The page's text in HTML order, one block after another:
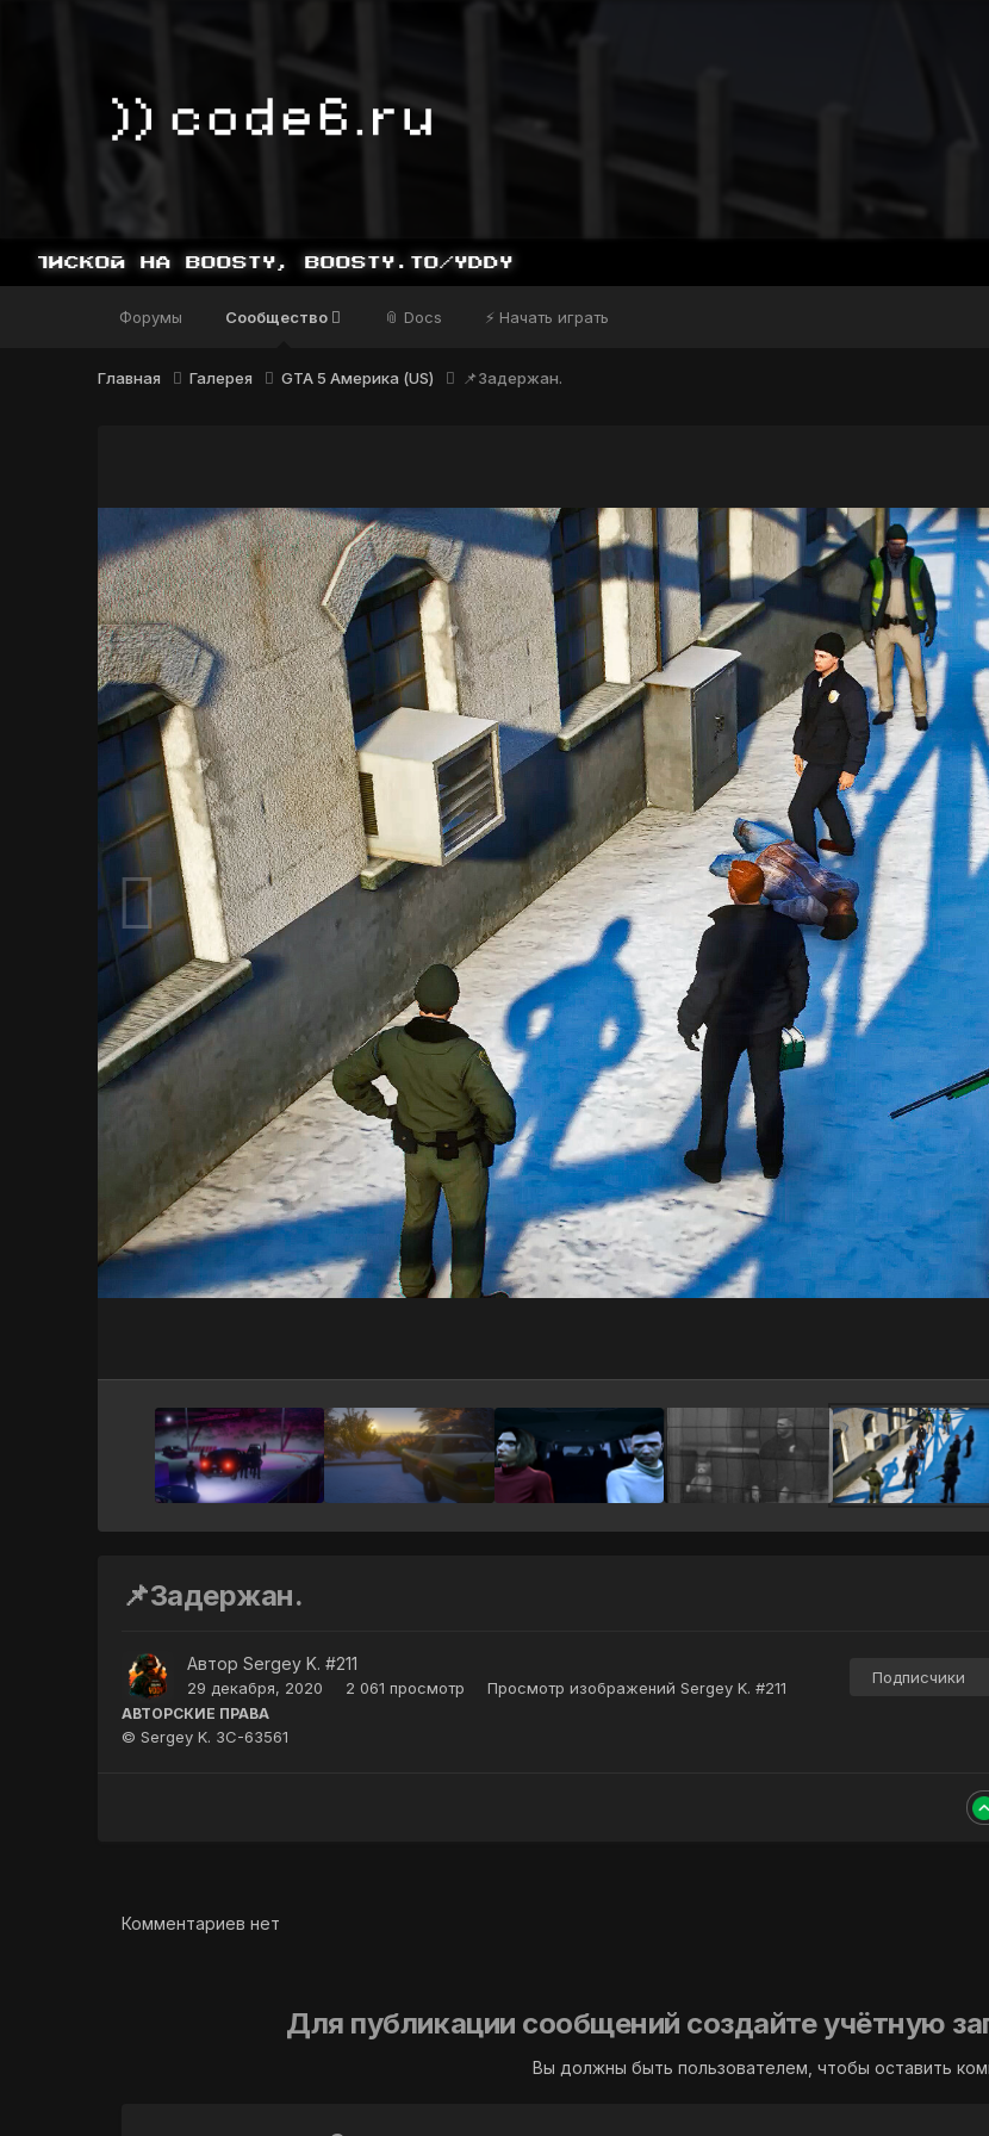
Форумы Сообщество 📎 Docs ⚡ Начать играть
Главная Галерея GTA 5 Америка (US) 📌Задержан.
📌Задержан.
АвторSergey K. #211
29 декабря, 2020 2 061 просмотр Просмотр изображений Sergey K. #211
Подписчики
АВТОРСКИЕ ПРАВА
© Sergey K. 3С-63561
Комментариев нет
Для публикации сообщений создайте учётную
Вы должны быть пользователем, чтобы оставить